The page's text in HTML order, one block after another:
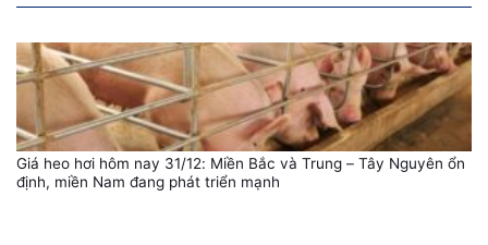
Giá heo hơi hôm nay 31/12: Miền Bắc và Trung – Tây Nguyên ổn
định, miền Nam đang phát triển mạnh